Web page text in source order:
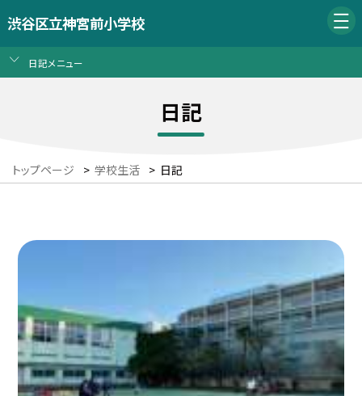
渋谷区立神宮前小学校
日記メニュー
日記
トップページ > 学校生活 > 日記